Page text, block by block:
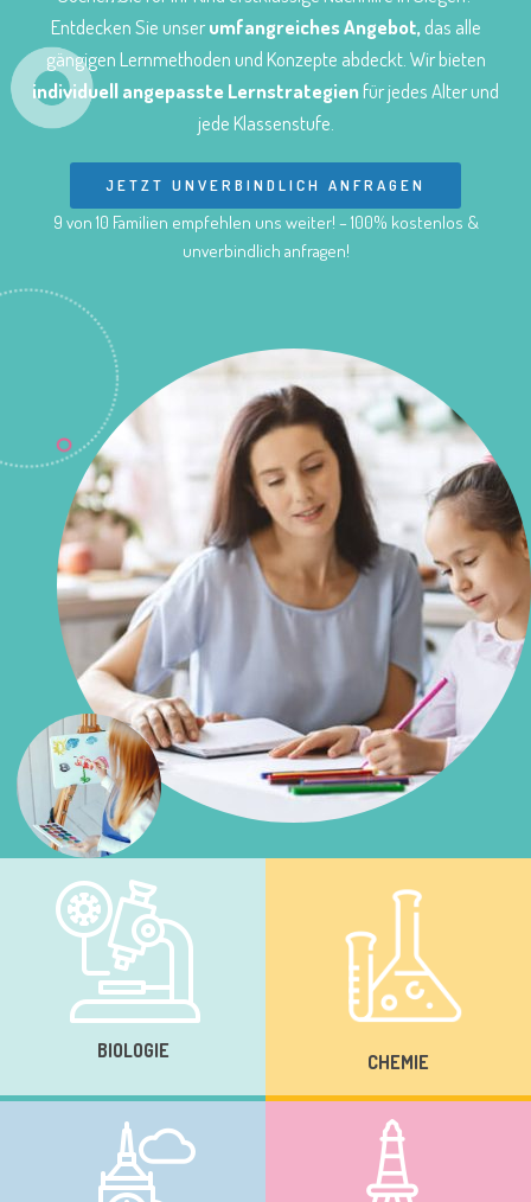
Entdecken Sie unserumfangreiches Angebot, das alle
gängigen Lernmethoden und Konzepte abdeckt. Wir bieten
individuell angepasste Lernstrategienfür jedes Alter und
jede Klassenstufe.
JETZT UNVERBINDLICH ANFRAGEN
9 von 10 Familien empfehlen uns weiter! – 100% kostenlos &
unverbindlich anfragen!
BIOLOGIE CHEMIE